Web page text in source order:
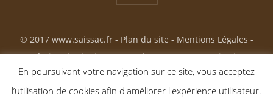
© 2017 www.saissac.fr - Plan du site - Mentions Légales -
Création du site internet : Résonance Communication
En poursuivant votre navigation sur ce site, vous acceptez
l’utilisation de cookies afin d'améliorer l'expérience utilisateur.